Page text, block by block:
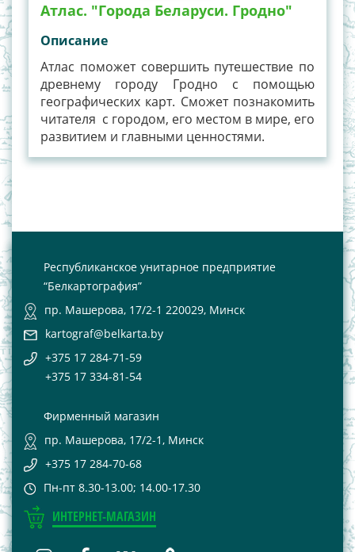
Атлас. "Города Беларуси. Гродно"
Описание
Атлас поможет совершить путешествие по
древнему городу Гродно с помощью
географических карт. Сможет познакомить
читателя с городом, его местом в мире, его
развитием и главными ценностями.
Республиканское унитарное предприятие
“Белкартография”
пр. Машерова, 17/2-1 220029, Минск
kartograf@belkarta.by
+375 17 284-71-59
+375 17 334-81-54
Фирменный магазин
пр. Машерова, 17/2-1, Минск
+375 17 284-70-68
Пн-пт 8.30-13.00; 14.00-17.30
ИНТЕРНЕТ-МАГАЗИН